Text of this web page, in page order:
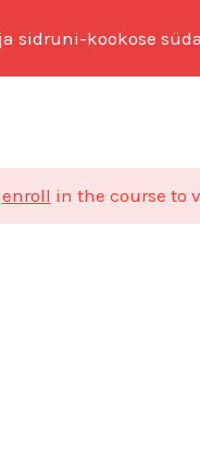
sidruni-kookose
enroll in the course to